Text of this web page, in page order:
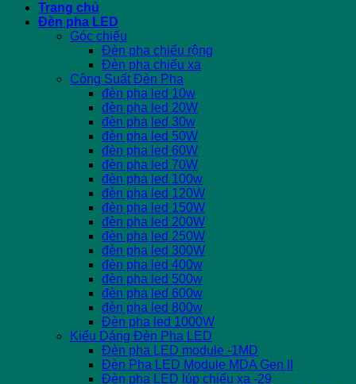
Trang chủ
Đèn pha LED
Góc chiếu
Đèn pha chiếu rộng
Đèn pha chiếu xa
Công Suất Đèn Pha
đèn pha led 10w
đèn pha led 20W
đèn pha led 30w
đèn pha led 50W
đèn pha led 60W
đèn pha led 70W
đèn pha led 100w
đèn pha led 120W
đèn pha led 150W
đèn pha led 200W
đèn pha led 250W
đèn pha led 300W
đèn pha led 400w
đèn pha led 500w
đèn pha led 600w
đèn pha led 800w
Đèn pha led 1000W
Kiểu Dáng Đèn Pha LED
Đèn pha LED module -1MD
Đèn Pha LED Module MDA Gen II
Đèn pha LED lúp chiếu xa -29